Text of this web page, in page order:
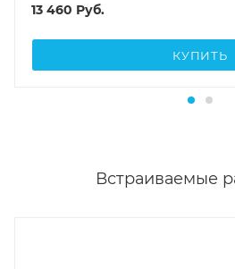
13 460 Руб.
КУПИТЬ
Встраиваемые